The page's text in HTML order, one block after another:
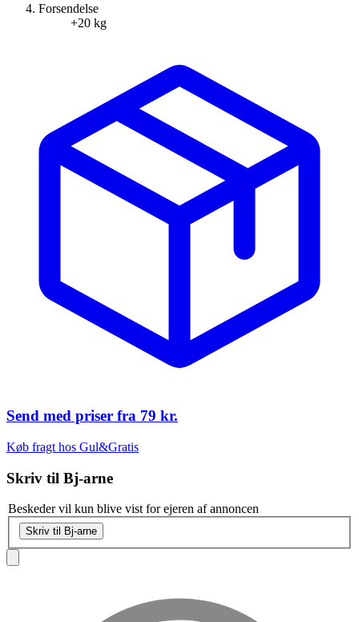
Forsendelse
+20 kg
Send med priser fra 79 kr.
Køb fragt hos Gul&Gratis
Skriv til Bj-arne
Beskeder vil kun blive vist for ejeren af annoncen
Skriv til Bj-arne